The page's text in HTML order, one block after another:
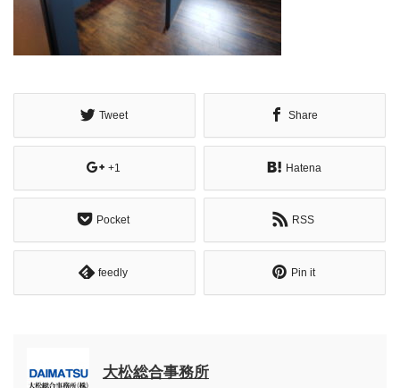
Tweet Share
+1 Hatena
Pocket RSS
feedly Pin it
大松総合事務所